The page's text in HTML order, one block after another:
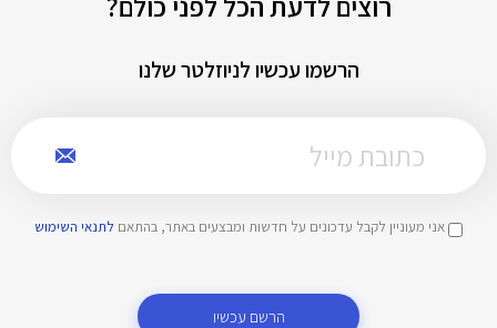
הרשמו עכשיו לניוזלטר שלנו
אני מעוניין לקבל עדכונים על חדשות ומבצעים באתר, בהתאם לתנאי השימוש
הרשם עכשיו